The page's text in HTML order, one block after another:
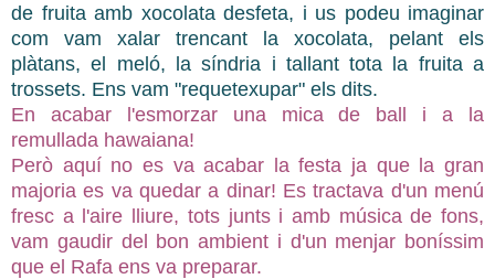
de fruita amb xocolata desfeta, i us podeu imaginar
com vam xalar trencant la xocolata, pelant els
plàtans, el meló, la síndria i tallant tota la fruita a
trossets. Ens vam "requetexupar" els dits.
En acabar l'esmorzar una mica de ball i a la
remullada hawaiana!
Però aquí no es va acabar la festa ja que la gran
majoria es va quedar a dinar! Es tractava d'un menú
fresc a l'aire lliure, tots junts i amb música de fons,
vam gaudir del bon ambient i d'un menjar boníssim
que el Rafa ens va preparar.